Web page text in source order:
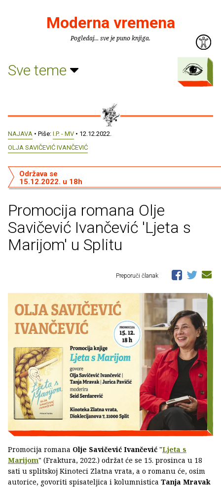
Moderna vremena
Pogledaj... sve je puno knjiga.
Sve teme
NAJAVA • Piše: I.P. - MV • 12.12.2022.
OLJA SAVIČEVIĆ IVANČEVIĆ
Promocija romana Olje
Savičević Ivančević 'Ljeta s
Marijom' u Splitu
Održava se
15.12.2022. u 18h
Preporuči članak
Promocija romana Olje Savičević Ivančević "Ljeta s
Marijom" (Fraktura, 2022.) održat će se 15. prosinca u 18
sati u splitskoj Kinoteci Zlatna vrata, a o romanu će, osim
autorice, govoriti spisateljica i kolumnistica Tanja Mravak